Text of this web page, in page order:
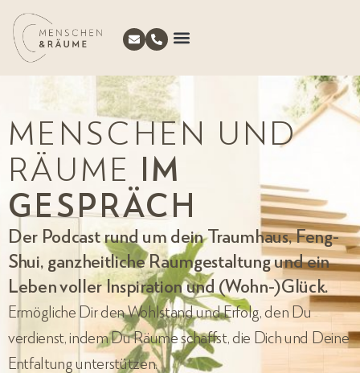
MENSCHEN UND
RÄUME IM
GESPRÄCH
Der Podcast rund um dein Traumhaus, Feng-
Shui, ganzheitliche Raumgestaltung und ein
Leben voller Inspiration und (Wohn-)Glück.
Ermögliche Dir den Wohlstand und Erfolg, den Du
verdienst, indem Du Räume schaffst, die Dich und Deine
Entfaltung unterstützen.